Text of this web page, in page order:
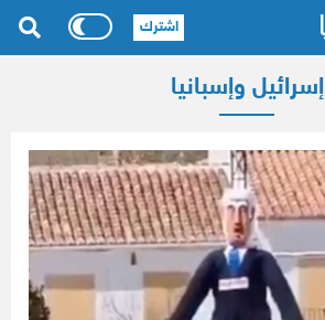
إسرائيل وإسبانيا
اشترك